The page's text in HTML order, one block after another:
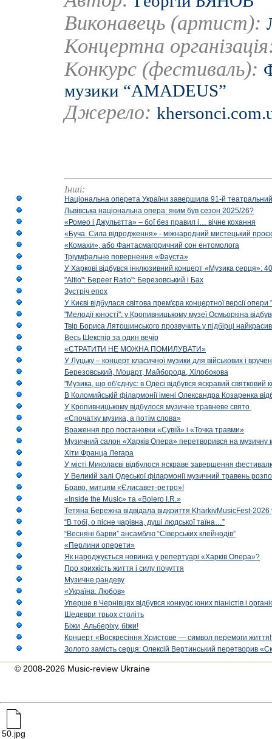
Виконавець (артист):
Концертна
Конкурс (фестиваль):
музики “AMADEUS”
Джерело:
Інші:
Національна оперета України завершила 91-й
Львівська національна опера: яким був сезон 2025/26?
«Ромео і Джульєтта» – бої без правил і… вічне кохання
«Буча. Сила відродження» - міжнародний мистецький
«Комахи», або Фантасмагоричний сон ентомолога
Тріумфальне повернення «Фауста»
У Харкові відбувся інклюзивний концерт «Музика серця»:
"Altio": Береer Ratio": Березовський і Бах
Зустріч епох
У Києві відбулася світова прем'єра концертної версії
"Мелодії юності": у Кропивницькому музеї Осмьоркіна
Твір Бориса Лятошинського прозвучить у підбірці
Весь Шекспір за один вечір
«СТРАТИТИ НЕ МОЖНА ПОМИЛУВАТИ»
У Луцьку – концерт класичної музики для військових і
Березовський, Моцарт, Майборода, Хілобокова
"Музика, що об'єднує: в Одесі відбувся яскравий
В Коломийській філармонії імені Олександра Козаренка
У Кропивницькому відбулося музичне травневе свято
«Спочатку музика, а потім слова»
Враження про постановки «Сувій» і «Точка травми»
Музичний салон «Харків Опера» перетворився на музичну
Хіти Франца Легара
У місті Миколаєві відбулося яскраве завершення
У Великій залі Одеської філармонії музичний травень
Браво, митцям «Єлисавет-ретро»!
«Inside the Music» та «Bolero I.R.»
Тетяна Бережна відвідала відкриття KharkivMusicFest-2026
“В тобі, о пісне чарівна, душі людської таїна…”
“Весняні барви” ансамблю “Сіверських клейнодів”
«Перлини оперети»
Як народжується новинка у репертуарі «Харків Опера»?
Про крихкість життя і силу почуття
Музичне рандеву
«Україна. Любов»
Уперше в Чернівцях відбувся конкурс юних піаністів і
Шедеври трьох століть
Біжи, Альберіху, біжи!
Концерт «Воскресіння Христове — символ перемоги
Золото замість серця: Олексій Вертинський перетворив
© 2008-2026 Music-review Ukraine
50.jpg